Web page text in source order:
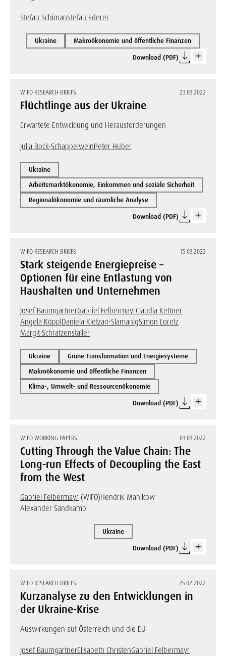
Stefan SchimanStefan Ederer
Ukraine
Makroökonomie und öffentliche Finanzen
Download (PDF)
WIFO RESEARCH BRIEFS 23.03.2022
Flüchtlinge aus der Ukraine
Erwartete Entwicklung und Herausforderungen
Julia Bock-SchappelweinPeter Huber
Ukraine
Arbeitsmarktökonomie, Einkommen und soziale Sicherheit
Regionalökonomie und räumliche Analyse
Download (PDF)
WIFO RESEARCH BRIEFS 15.03.2022
Stark steigende Energiepreise –
Optionen für eine Entlastung von
Haushalten und Unternehmen
Josef BaumgartnerGabriel FelbermayrClaudia Kettner
Angela KöpplDaniela Kletzan-SlamanigSimon Loretz
Margit Schratzenstaller
Ukraine
Grüne Transformation und Energiesysteme
Makroökonomie und öffentliche Finanzen
Klima-, Umwelt- und Ressourcenökonomie
Download (PDF)
WIFO WORKING PAPERS 03.03.2022
Cutting Through the Value Chain: The
Long-run Effects of Decoupling the East
from the West
Gabriel Felbermayr (WIFO)Hendrik Mahlkow
Alexander Sandkamp
Ukraine
Download (PDF)
WIFO RESEARCH BRIEFS 25.02.2022
Kurzanalyse zu den Entwicklungen in
der Ukraine-Krise
Auswirkungen auf Österreich und die EU
Josef BaumgartnerElisabeth ChristenGabriel Felbermayr